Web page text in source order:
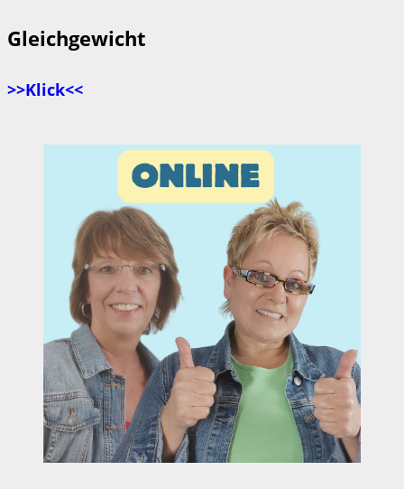
Gleichgewicht
>>Klick<<